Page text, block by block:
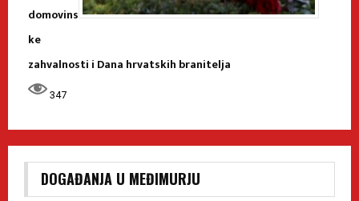
domovins
ke
zahvalnosti i Dana hrvatskih branitelja
347
DOGAĐANJA U MEĐIMURJU